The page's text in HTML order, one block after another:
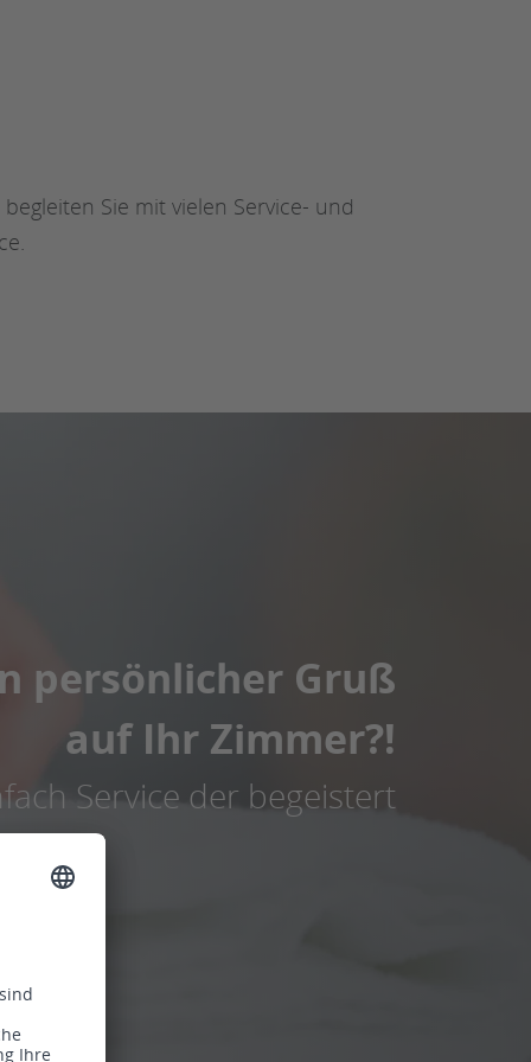
Sie mit vielen Service- und
persönlicher Gruß
auf Ihr Zimmer?!
Service der begeistert